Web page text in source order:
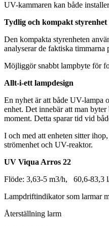
UV-kammaren kan både
Tydlig och kompakt styrenhet
Den kompakta styrenheten
analyserar de faktiska timmarna
Möjliggör snabbt lampbyte för
Allt-i-ett lampdesign
En nyhet är att både UV-lampa
enhet. Det innebär att man
moment. Detta sparar tid vid
I och med att enheten sitter
strömenhet och UV-reaktor.
UV Viqua Arros 22
Flöde: 3,63-5 m3/h, 60,6-83,3
Lampdriftindikator som larmar
Återställning larm